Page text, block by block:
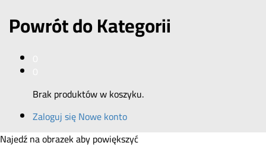
Powrót doKategorii
Brak produktów w koszyku.
Zaloguj sięNowe konto
Najedź na obrazek aby powiększyć